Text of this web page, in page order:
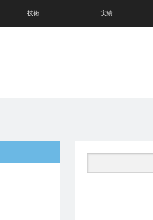
技術 実績